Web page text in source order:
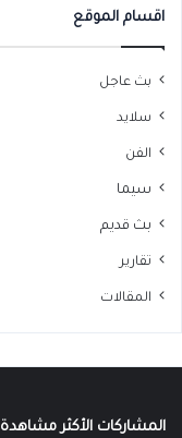
اقسام الموقع
بث عاجل
سلايد
الفن
سيما
بث قديم
تقارير
المقالات
المشاركات الأكثر مشاهدة